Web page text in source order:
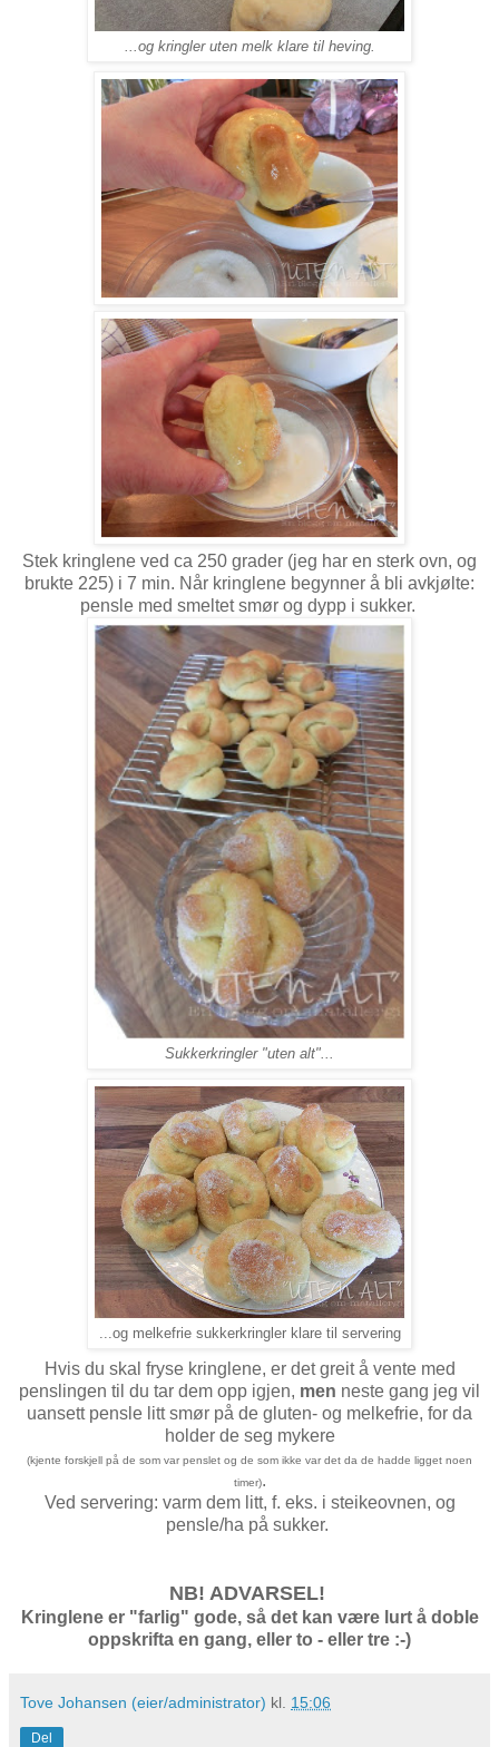
...og kringler uten melk klare til heving.
Stek kringlene ved ca 250 grader (jeg har en sterk ovn, og
brukte 225) i 7 min. Når kringlene begynner å bli avkjølte:
pensle med smeltet smør og dypp i sukker.
Sukkerkringler "uten alt"...
...og melkefrie sukkerkringler klare til servering
Hvis du skal fryse kringlene, er det greit å vente med
penslingen til du tar dem opp igjen, men neste gang jeg vil
uansett pensle litt smør på de gluten- og melkefrie, for da
holder de seg mykere
(kjente forskjell på de som var penslet og de som ikke var det da de hadde ligget noen
timer).
Ved servering: varm dem litt, f. eks. i steikeovnen, og
pensle/ha på sukker.
NB! ADVARSEL!
Kringlene er "farlig" gode, så det kan være lurt å doble
oppskrifta en gang, eller to - eller tre :-)
Tove Johansen (eier/administrator) kl. 15:06
Del